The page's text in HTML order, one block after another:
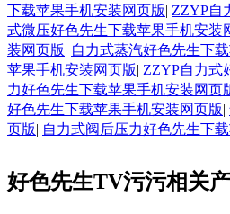
下载苹果手机安装网页版| ZZYP自
式微压好色先生下载苹果手机安装
装网页版| 自力式蒸汽好色先生下
苹果手机安装网页版| ZZYP自力式
力好色先生下载苹果手机安装网页
好色先生下载苹果手机安装网页版|
页版| 自力式阀后压力好色先生下
好色先生TV污污相关